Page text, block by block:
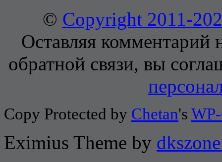
© Copyright 2011-
Оставляя комментарий
обратной связи, вы
Copy Protected by Chetan's
Eximius Theme by